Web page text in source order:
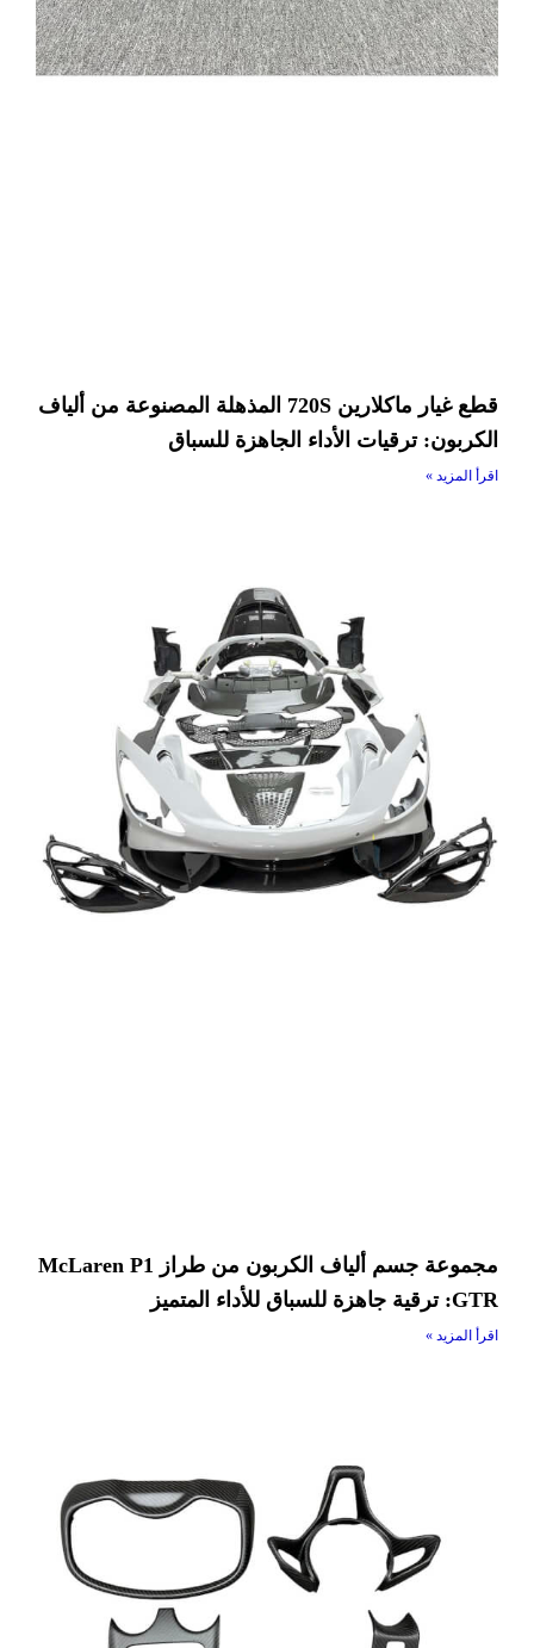
قطع غيار ماكلارين 720S المذهلة المصنوعة من ألياف
الكربون: ترقيات الأداء الجاهزة للسباق
اقرأ المزيد »
مجموعة جسم ألياف الكربون من طراز McLaren P1
GTR: ترقية جاهزة للسباق للأداء المتميز
اقرأ المزيد »